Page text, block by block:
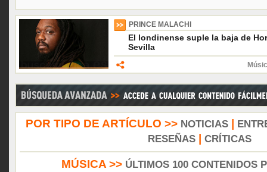
PRINCE MALACHI
El londinense suple la baja de
Sevilla
POR TIPO DE ARTÍCULO >> NOTICIAS|
RESEÑAS| CRÍTICAS
MÚSICA >> ÚLTIMOS 100 CONTENIDOS